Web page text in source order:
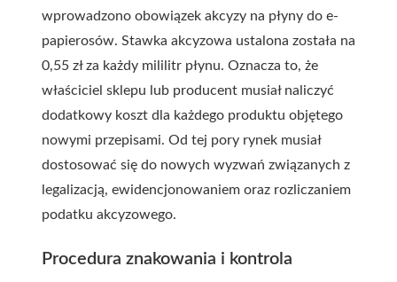
wprowadzono obowiązek akcyzy na płyny do e-
papierosów. Stawka akcyzowa ustalona została na
0,55 zł za każdy mililitr płynu. Oznacza to, że
właściciel sklepu lub producent musiał naliczyć
dodatkowy koszt dla każdego produktu objętego
nowymi przepisami. Od tej pory rynek musiał
dostosować się do nowych wyzwań związanych z
legalizacją, ewidencjonowaniem oraz rozliczaniem
podatku akcyzowego.
Procedura znakowania i kontrola